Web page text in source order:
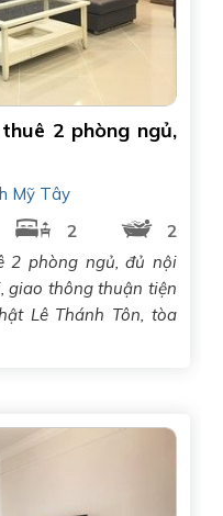
2 phòng ngủ,
Mỹ Tây
2
2
2 phòng ngủ, đủ nội
giao thông thuận tiện
Lê Thánh Tôn, tòa